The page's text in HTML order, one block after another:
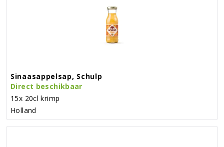
Sinaasappelsap, Schulp
Direct beschikbaar
15x 20cl krimp
Holland